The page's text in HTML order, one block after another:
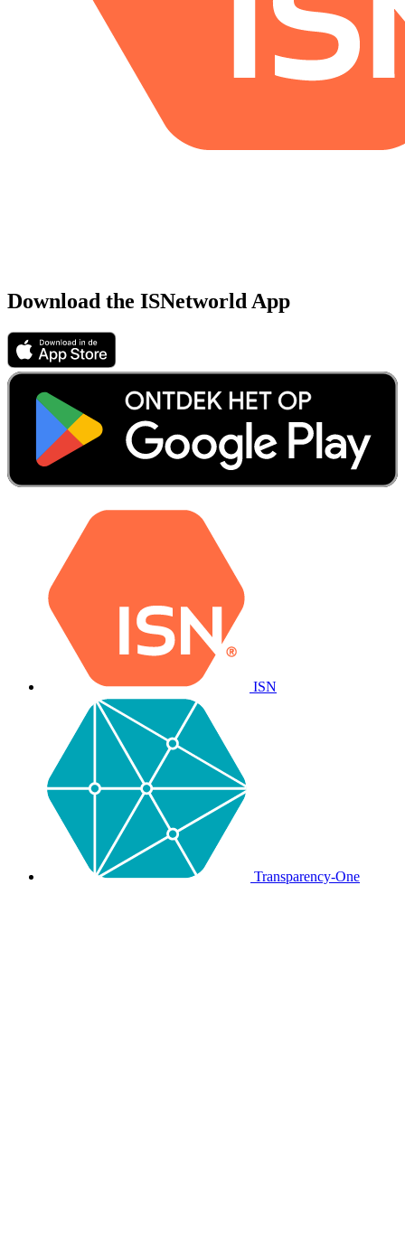
Download the ISNetworld App
ISN
Transparency-One